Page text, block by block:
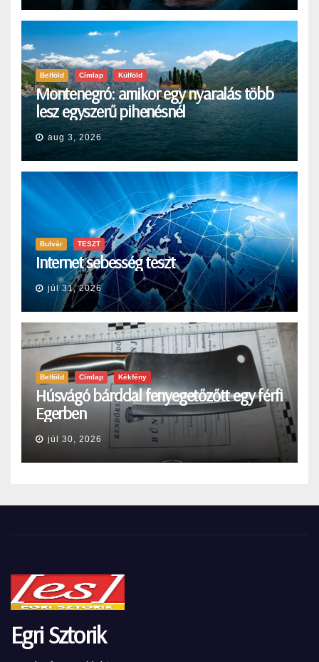
Belföld Címlap Külföld
Montenegró: amikor egy nyaralás több
lesz egyszerű pihenésnél
aug 3, 2026
Bulvár TESZT
Internet sebesség teszt
júl 31, 2026
Belföld Címlap Kékfény
Húsvágó bárddal fenyegetőzőtt egy férfi
Egerben
júl 30, 2026
Egri Sztorik